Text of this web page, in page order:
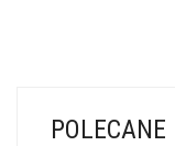
POLECANE